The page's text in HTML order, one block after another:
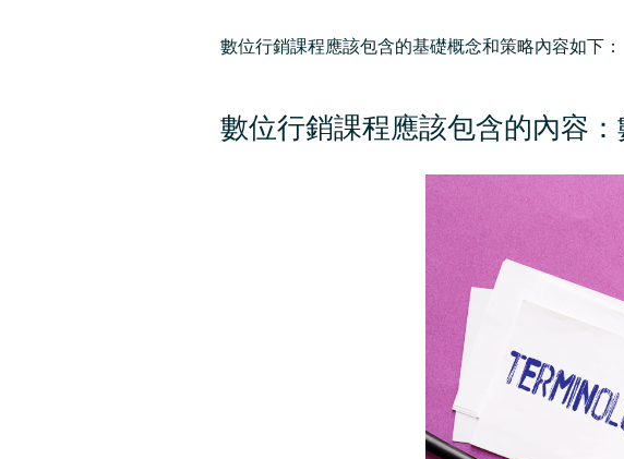
數位行銷課程應該包含的基礎概念和策略內容如下：
數位行銷課程應該包含的內容